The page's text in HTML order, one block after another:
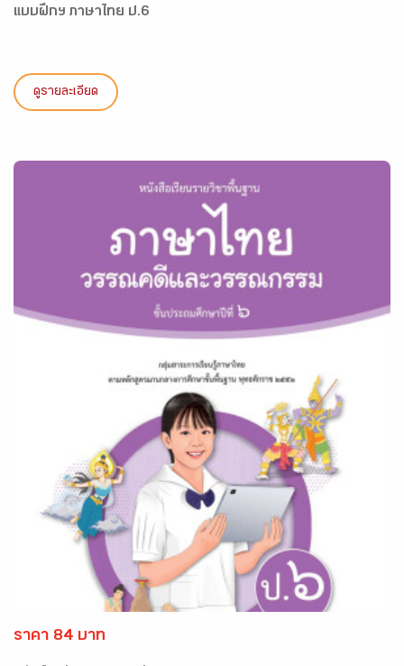
แบบฝึกฯ ภาษาไทย ป.6
ดูรายละเอียด
ราคา 84 บาท